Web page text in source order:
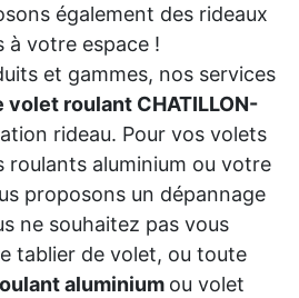
également des rideaux
à votre espace !
et gammes, nos services
volet roulant CHATILLON-
rideau. Pour vos volets
aluminium ou votre
proposons un dépannage
ne souhaitez pas vous
tablier de volet, ou toute
aluminium ou volet